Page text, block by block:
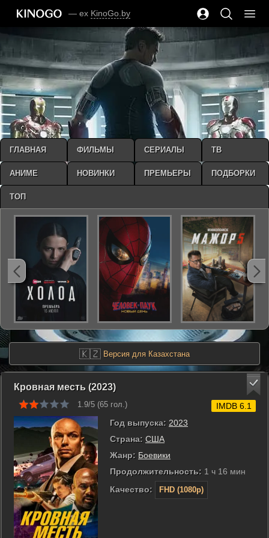
— ex KinoGo.by
🇰🇿 Версия для Казахстана
Кровная месть (2023)
1.9/5 (65 гол.)
Год выпуска: 2023
Страна: США
Жанр: Боевики
Продолжительность: 1 ч 16 мин
Качество:
FHD (1080p)
IMDB 6.1
ГЛАВНАЯ ФИЛЬМЫ СЕРИАЛЫ ТВ
АНИМЕ НОВИНКИ ПРЕМЬЕРЫ ПОДБОРКИ
ТОП